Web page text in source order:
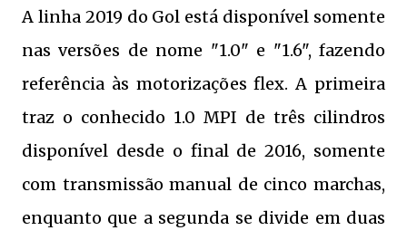
A linha 2019 do Gol está disponível somente
nas versões de nome "1.0" e "1.6", fazendo
referência às motorizações flex. A primeira
traz o conhecido 1.0 MPI de três cilindros
disponível desde o final de 2016, somente
com transmissão manual de cinco marchas,
enquanto que a segunda se divide em duas